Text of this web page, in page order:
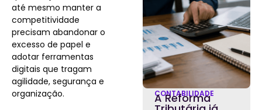
até mesmo manter a
competitividade
precisam abandonar o
excesso de papel e
adotar ferramentas
digitais que tragam
agilidade, segurança e
organização.
CONTABILIDADE
A Reforma